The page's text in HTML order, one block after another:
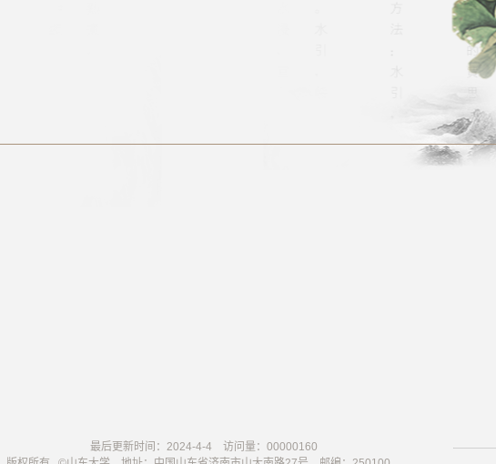
最后更新时间： 2024-4-4 访问量： 00000160